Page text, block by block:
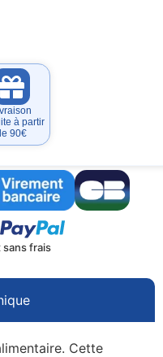
à partir
90€
sans frais
Cette